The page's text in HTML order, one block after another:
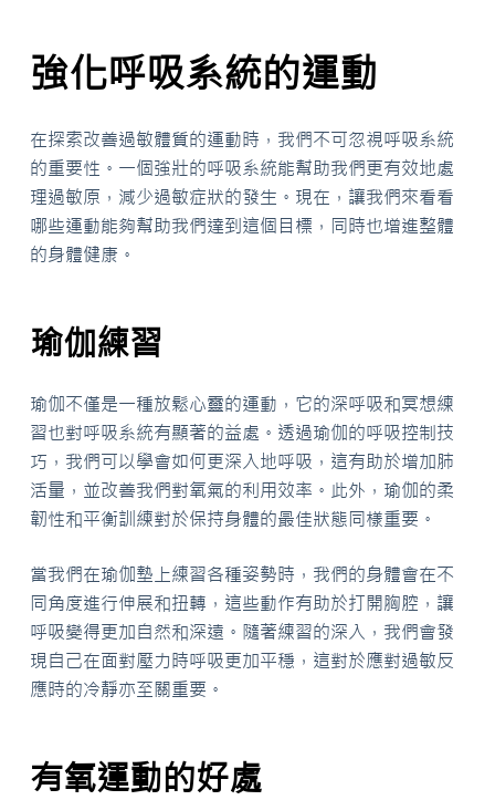
強化呼吸系統的運動
在探索改善過敏體質的運動時，我們不可忽視呼吸系統
的重要性。一個強壯的呼吸系統能幫助我們更有效地處
理過敏原，減少過敏症狀的發生。現在，讓我們來看看
哪些運動能夠幫助我們達到這個目標，同時也增進整體
的身體健康。
瑜伽練習
瑜伽不僅是一種放鬆心靈的運動，它的深呼吸和冥想練
習也對呼吸系統有顯著的益處。透過瑜伽的呼吸控制技
巧，我們可以學會如何更深入地呼吸，這有助於增加肺
活量，並改善我們對氧氣的利用效率。此外，瑜伽的柔
韌性和平衡訓練對於保持身體的最佳狀態同樣重要。
當我們在瑜伽墊上練習各種姿勢時，我們的身體會在不
同角度進行伸展和扭轉，這些動作有助於打開胸腔，讓
呼吸變得更加自然和深遠。隨著練習的深入，我們會發
現自己在面對壓力時呼吸更加平穩，這對於應對過敏反
應時的冷靜亦至關重要。
有氧運動的好處